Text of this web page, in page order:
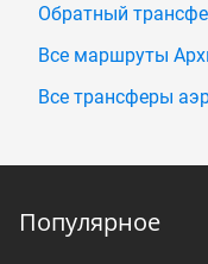
Обратный
Все маршруты
Все трансферы
Популярное